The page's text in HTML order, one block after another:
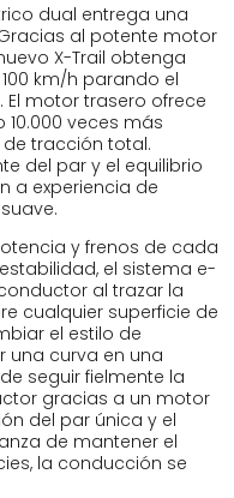
dual entrega una
Gracias al potente motor
X-Trail obtenga
km/h parando el
motor trasero ofrece
veces más
tracción total.
del par y el equilibrio
a experiencia de
y frenos de cada
el sistema e-
al trazar la
cualquier superficie de
el estilo de
una curva en una
seguir fielmente la
gracias a un motor
del par única y el
de mantener el
la conducción se